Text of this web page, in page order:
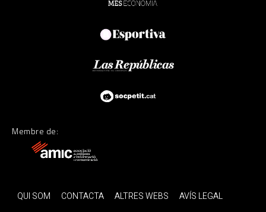
Membre de:
QUI SOM CONTACTA ALTRES WEBS AVÍS LEGAL